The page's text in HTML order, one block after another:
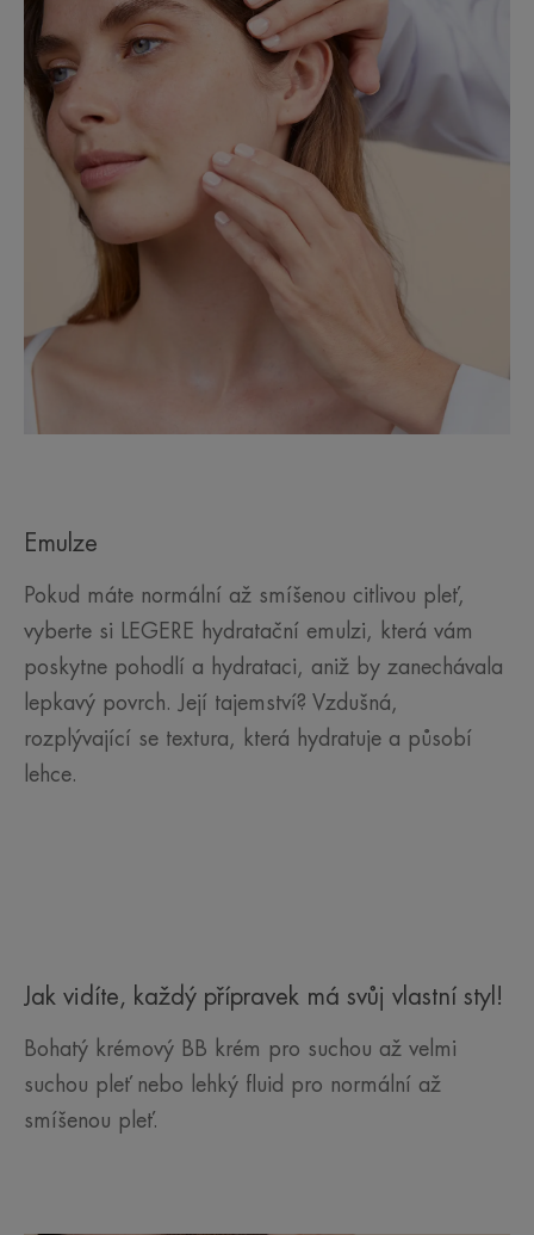
Emulze
Pokud máte normální až smíšenou citlivou pleť,
vyberte si LEGERE hydratační emulzi, která vám
poskytne pohodlí a hydrataci, aniž by zanechávala
lepkavý povrch. Její tajemství? Vzdušná,
rozplývající se textura, která hydratuje a působí
lehce.
Jak vidíte, každý přípravek má svůj vlastní styl!
Bohatý krémový BB krém pro suchou až velmi
suchou pleť nebo lehký fluid pro normální až
smíšenou pleť.